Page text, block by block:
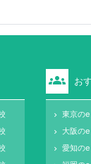
groups お
keyboard_arrow_right 東京の
keyboard_arrow_right 大阪の
keyboard_arrow_right 愛知の